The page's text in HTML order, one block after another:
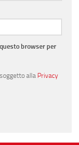
browser per
alla Privacy